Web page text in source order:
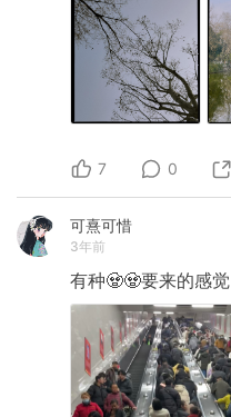
7 0
可熹可惜
3年前
有种🧟🧟要来的感觉